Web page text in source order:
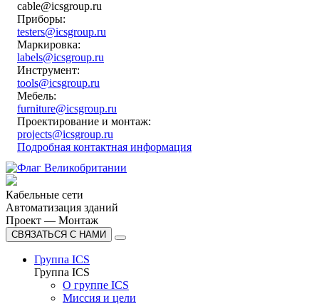
cable@icsgroup.ru
Приборы:
testers@icsgroup.ru
Маркировка:
labels@icsgroup.ru
Инструмент:
tools@icsgroup.ru
Мебель:
furniture@icsgroup.ru
Проектирование и монтаж:
projects@icsgroup.ru
Подробная контактная информация
Кабельные сети
Автоматизация зданий
Проект — Монтаж
СВЯЗАТЬСЯ С НАМИ
Группа ICS
Группа ICS
О группе ICS
Миссия и цели